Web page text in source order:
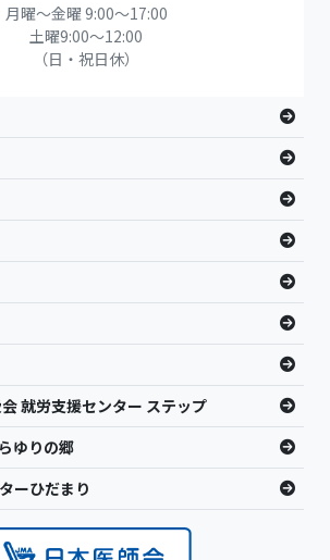
月曜～金曜 9:00～17:00
土曜9:00〜12:00
（日・祝日休）
就労支援センター ステップ
ゆりの郷
ーひだまり